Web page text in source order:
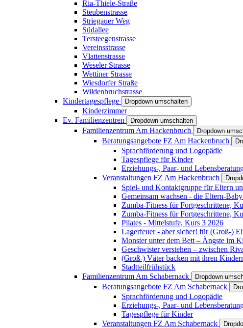
Ria-Thiele-Straße
Steubenstrasse
Striegauer Weg
Südallee
Tersteegenstrasse
Vereinsstrasse
Vlattenstrasse
Weseler Strasse
Wettiner Strasse
Wiesdorfer Straße
Wildenbruchstrasse
Kindertagespflege
Dropdown umschalten
Kinderzimmer
Ev. Familienzentren
Dropdown umschalten
Familienzentrum Am Hackenbruch Dropdown
Beratungsangebote FZ Am Hackenbruch
Sprachförderung und Logopädie
Tagespflege für Kinder
Erziehungs-, Paar- und
Veranstaltungen FZ Am Hackenbruch
Spiel- und Kontaktgruppe für Eltern
Gemeinsam wachsen - die Eltern-
Zumba-Fitness für Fortgeschrittene,
Zumba-Fitness für Fortgeschrittene,
Pilates - Mittelstufe, Kurs 3 2026
Lagerfeuer - aber sicher! für (Groß-)
Monster unter dem Bett – Ängste im
Geschwister verstehen – zwischen
(Groß-) Väter backen mit ihren
Stadtteilfrühstück
Familienzentrum Am Schabernack
Dropdown
Beratungsangebote FZ Am Schabernack
Sprachförderung und Logopädie
Erziehungs-, Paar- und
Tagespflege für Kinder
Veranstaltungen FZ Am Schabernack